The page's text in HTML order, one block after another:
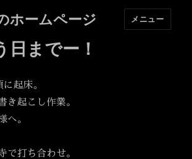
ホームページ メニュー
日までー！
起床。
き起こし作業。
へ。
で打ち合わせ。